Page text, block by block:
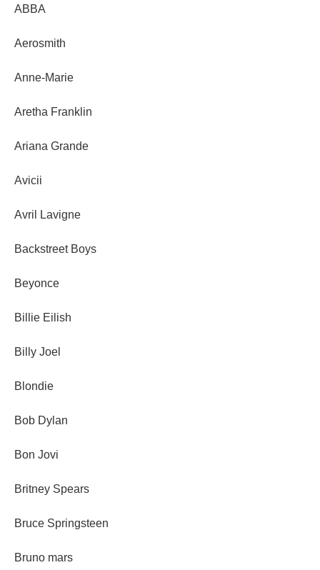
ABBA
Aerosmith
Anne-Marie
Aretha Franklin
Ariana Grande
Avicii
Avril Lavigne
Backstreet Boys
Beyonce
Billie Eilish
Billy Joel
Blondie
Bob Dylan
Bon Jovi
Britney Spears
Bruce Springsteen
Bruno mars